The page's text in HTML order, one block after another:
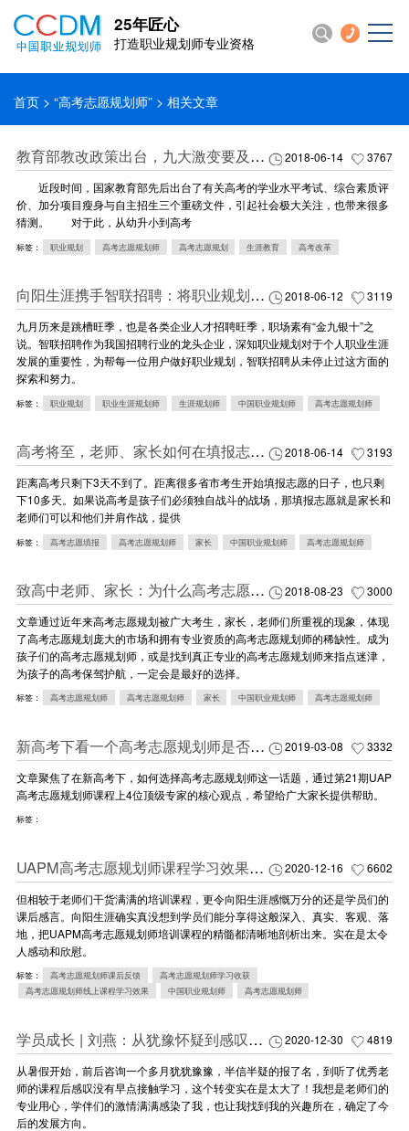
25年匠心
打造职业规划师专业资格
首页 >“高考志愿规划师” > 相关文章
2018-06-14 3767
教育部教改政策出台，九大激变要及早应对（完整版）
近段时间，国家教育部先后出台了有关高考的学业水平考试、综合素质评
价、加分项目瘦身与自主招生三个重磅文件，引起社会极大关注，也带来很多
猜测。 对于此，从幼升小到高考
标签： 职业规划 高考志愿规划师 高考志愿规划 生涯教育 高考改革
2018-06-12 3119
向阳生涯携手智联招聘：将职业规划事业进行到底
九月历来是跳槽旺季，也是各类企业人才招聘旺季，职场素有“金九银十”之
说。智联招聘作为我国招聘行业的龙头企业，深知职业规划对于个人职业生涯
发展的重要性，为帮每一位用户做好职业规划，智联招聘从未停止过这方面的
探索和努力。
标签： 职业规划 职业生涯规划师 生涯规划师 中国职业规划师 高考志愿规划师
2018-06-14 3193
高考将至，老师、家长如何在填报志愿上为孩子们保驾护航？
距离高考只剩下3天不到了。距离很多省市考生开始填报志愿的日子，也只剩
下10多天。如果说高考是孩子们必须独自战斗的战场，那填报志愿就是家长和
老师们可以和他们并肩作战，提供
标签： 高考志愿填报 高考志愿规划师 家长 中国职业规划师 高考志愿规划师
2018-08-23 3000
致高中老师、家长：为什么高考志愿应该从高一开始规划？
文章通过近年来高考志愿规划被广大考生，家长，老师们所重视的现象，体现
了高考志愿规划庞大的市场和拥有专业资质的高考志愿规划师的稀缺性。成为
孩子们的高考志愿规划师，或是找到真正专业的高考志愿规划师来指点迷津，
为孩子的高考保驾护航，一定会是最好的选择。
标签： 高考志愿规划师 高考志愿规划师 家长 中国职业规划师 高考志愿规划师
2019-03-08 3332
新高考下看一个高考志愿规划师是否靠谱，就看这四大特征
文章聚焦了在新高考下，如何选择高考志愿规划师这一话题，通过第21期UAP
高考志愿规划师课程上4位顶级专家的核心观点，希望给广大家长提供帮助。
标签：
2020-12-16 6602
UAPM高考志愿规划师课程学习效果如何？听听学员真实反馈！
但相较于老师们干货满满的培训课程，更令向阳生涯感慨万分的还是学员们的
课后感言。向阳生涯确实真没想到学员们能分享得这般深入、真实、客观、落
地，把UAPM高考志愿规划师培训课程的精髓都清晰地剖析出来。实在是太令
人感动和欣慰。
标签： 高考志愿规划师课后反馈
高考志愿规划师学习收获
高考志愿规划师线上课程学习效果
中国职业规划师 高考志愿规划师
2020-12-30 4819
学员成长 | 刘燕：从犹豫怀疑到感叹没有早点接触学习
从暑假开始，前后咨询一个多月犹犹豫豫，半信半疑的报了名，到听了优秀老
师的课程后感叹没有早点接触学习，这个转变实在是太大了！我想是老师们的
专业用心，学伴们的激情满满感染了我，也让我找到我的兴趣所在，确定了今
后的发展方向。